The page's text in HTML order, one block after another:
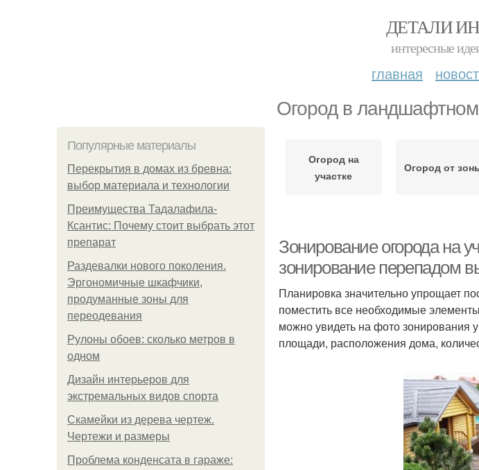
ДЕТАЛИ
интересные
главная
Огород в
Популярные материалы
Перекрытия в домах из бревна:
выбор материала и технологии
Преимущества Тадалафила-
Ксантис: Почему стоит выбрать этот
препарат
Раздевалки нового поколения.
Эргономичные шкафчики,
продуманные зоны для
переодевания
Рулоны обоев: сколько метров в
одном
Дизайн интерьеров для
экстремальных видов спорта
Скамейки из дерева чертеж.
Чертежи и размеры
Проблема конденсата в гараже:
Огород на
участке
Огород от
Зонирование огорода на
зонирование перепадом
Планировка значительно упрощает
поместить все необходимые
можно увидеть на фото зонирования
площади, расположения дома,